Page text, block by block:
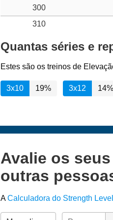
300
310
Quantas séries e
Estes são os treinos de
3x10 19% 3x12 14%
Avalie os
outras
ACalculadora do Strength Level